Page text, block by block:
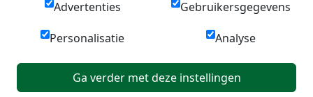
Advertenties Gebruikersgegevens
Personalisatie Analyse
Ga verder met deze instellingen